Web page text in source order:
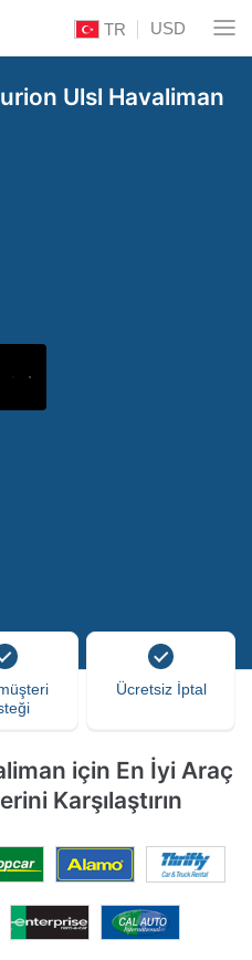
TR USD
Ulsl Havaliman
Ücretsiz İptal
için En İyi Araç
Karşılaştırın